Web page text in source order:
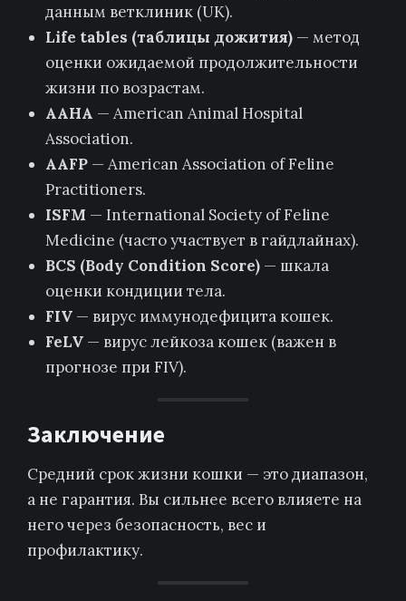
данным ветклиник (UK).
Life tables (таблицы дожития) — метод
оценки ожидаемой продолжительности
жизни по возрастам.
AAHA — American Animal Hospital
Association.
AAFP — American Association of Feline
Practitioners.
ISFM — International Society of Feline
Medicine (часто участвует в гайдлайнах).
BCS (Body Condition Score) — шкала
оценки кондиции тела.
FIV — вирус иммунодефицита кошек.
FeLV — вирус лейкоза кошек (важен в
прогнозе при FIV).
Заключение
Средний срок жизни кошки — это диапазон,
а не гарантия. Вы сильнее всего влияете на
него через безопасность, вес и
профилактику.